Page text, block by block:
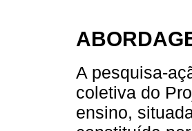
A pesquisa-
coletiva do
ensino,